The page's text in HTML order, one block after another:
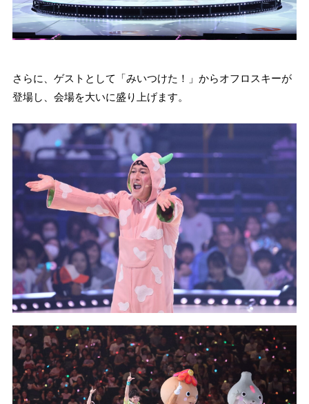
さらに、ゲストとして「みいつけた！」からオフロスキーが
登場し、会場を大いに盛り上げます。